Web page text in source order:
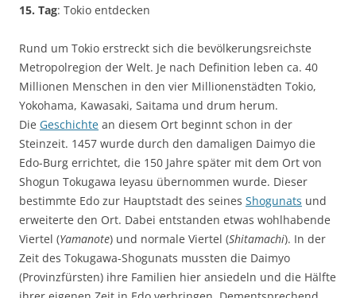
15. Tag: Tokio entdecken
Rund um Tokio erstreckt sich die bevölkerungsreichste
Metropolregion der Welt. Je nach Definition leben ca. 40
Millionen Menschen in den vier Millionenstädten Tokio,
Yokohama, Kawasaki, Saitama und drum herum.
Die Geschichte an diesem Ort beginnt schon in der
Steinzeit. 1457 wurde durch den damaligen Daimyo die
Edo-Burg errichtet, die 150 Jahre später mit dem Ort von
Shogun Tokugawa Ieyasu übernommen wurde. Dieser
bestimmte Edo zur Hauptstadt des seines Shogunats und
erweiterte den Ort. Dabei entstanden etwas wohlhabende
Viertel (Yamanote) und normale Viertel (Shitamachi). In der
Zeit des Tokugawa-Shogunats mussten die Daimyo
(Provinzfürsten) ihre Familien hier ansiedeln und die Hälfte